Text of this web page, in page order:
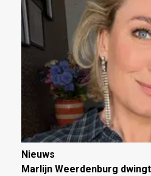
Nieuws
Marlijn Weerdenburg